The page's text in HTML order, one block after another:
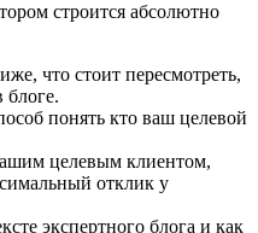
строится абсолютно
что стоит пересмотреть,
блоге.
понять кто ваш целевой
целевым клиентом,
отклик у
экспертного блога и как